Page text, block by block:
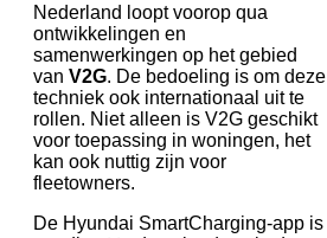
Nederland loopt voorop qua
ontwikkelingen en
samenwerkingen op het gebied
van V2G. De bedoeling is om deze
techniek ook internationaal uit te
rollen. Niet alleen is V2G geschikt
voor toepassing in woningen, het
kan ook nuttig zijn voor
fleetowners.
De Hyundai SmartCharging-app is